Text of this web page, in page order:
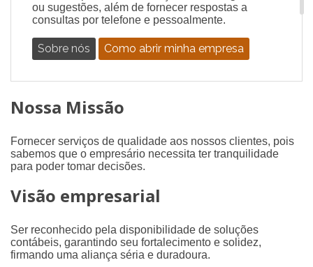
ou sugestões, além de fornecer respostas a
consultas por telefone e pessoalmente.
Sobre nós Como abrir minha empresa
Nossa Missão
Fornecer serviços de qualidade aos nossos clientes, pois
sabemos que o empresário necessita ter tranquilidade
para poder tomar decisões.
Visão empresarial
Ser reconhecido pela disponibilidade de soluções
contábeis, garantindo seu fortalecimento e solidez,
firmando uma aliança séria e duradoura.